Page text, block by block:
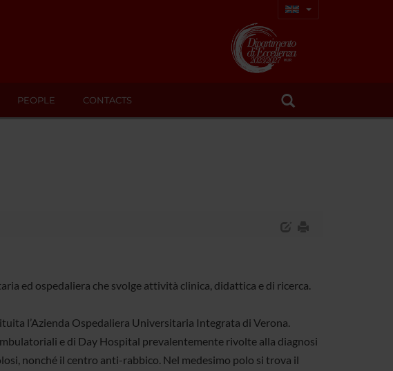
PEOPLE CONTACTS
ed ospedaliera che svolge attività clinica, didattica e di ricerca.
l’Azienda Ospedaliera Universitaria Integrata di Verona.
e di Day Hospital prevalentemente rivolte alla diagnosi
nonché il centro anti-rabbico. Nel medesimo polo si trova il